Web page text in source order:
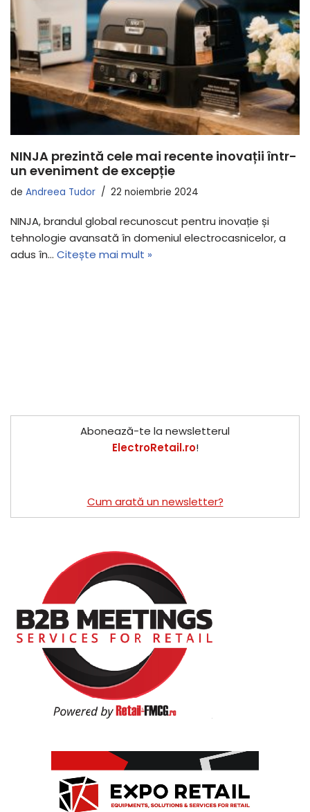
NINJA prezintă cele mai recente inovații într-
un eveniment de excepție
de Andreea Tudor 22 noiembrie 2024
NINJA, brandul global recunoscut pentru inovație și
tehnologie avansată în domeniul electrocasnicelor, a
adus în… Citește mai mult »
Abonează-te la newsletterul
ElectroRetail.ro!
Cum arată un newsletter?